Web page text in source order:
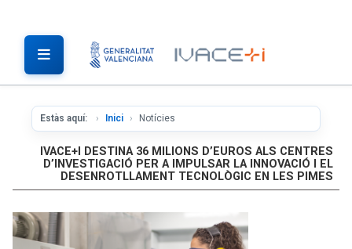
Estàs aquí: Inici Notícies
IVACE+I DESTINA 36 MILIONS D’EUROS ALS CENTRES
D’INVESTIGACIÓ PER A IMPULSAR LA INNOVACIÓ I EL
DESENROTLLAMENT TECNOLÒGIC EN LES PIMES